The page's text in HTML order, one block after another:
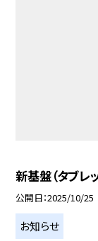
新基盤（タブレ
公開日 2025/10/25
お知らせ